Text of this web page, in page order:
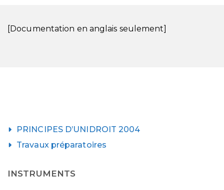
[Documentation en anglais seulement]
PRINCIPES D’UNIDROIT 2004
Travaux préparatoires
INSTRUMENTS